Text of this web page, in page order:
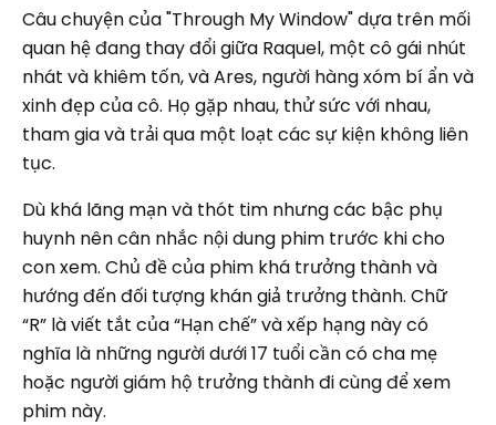
Câu chuyện của "Through My Window" dựa trên mối
quan hệ đang thay đổi giữa Raquel, một cô gái nhút
nhát và khiêm tốn, và Ares, người hàng xóm bí ẩn và
xinh đẹp của cô. Họ gặp nhau, thử sức với nhau,
tham gia và trải qua một loạt các sự kiện không liên
tục.
Dù khá lãng mạn và thót tim nhưng các bậc phụ
huynh nên cân nhắc nội dung phim trước khi cho
con xem. Chủ đề của phim khá trưởng thành và
hướng đến đối tượng khán giả trưởng thành. Chữ
“R” là viết tắt của “Hạn chế” và xếp hạng này có
nghĩa là những người dưới 17 tuổi cần có cha mẹ
hoặc người giám hộ trưởng thành đi cùng để xem
phim này.